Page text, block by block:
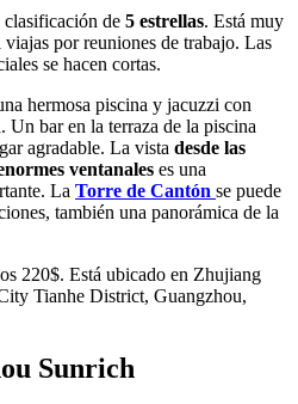
clasificación de 5 estrellas. Está muy
por reuniones de trabajo. Las
se hacen cortas.
hermosa piscina y jacuzzi con
Un bar en la terraza de la piscina
agradable. La vista desde las
ventanales es una
La Torre de Cantón se puede
también una panorámica de la
220$. Está ubicado en Zhujiang
Tianhe District, Guangzhou,
Sunrich